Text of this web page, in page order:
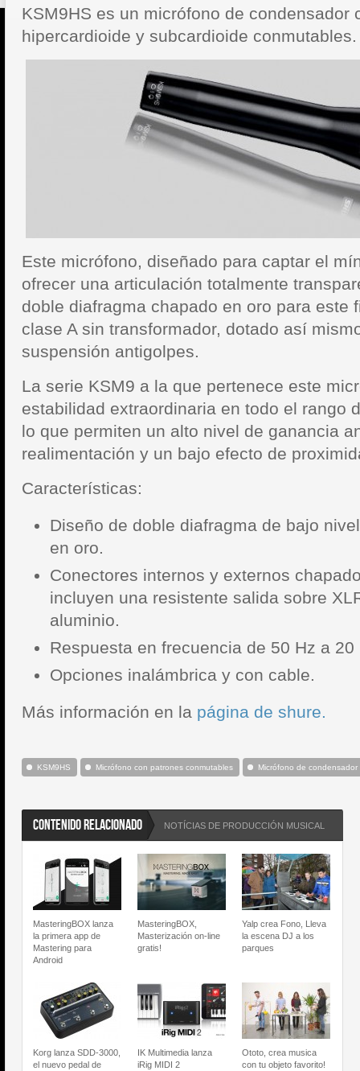
KSM9HS es un micrófono de condensador
hipercardioide y subcardioide conmutables.
Este micrófono, diseñado para captar el
ofrecer una articulación totalmente
doble diafragma chapado en oro para este
clase A sin transformador, dotado así
suspensión antigolpes.
La serie KSM9 a la que pertenece este
estabilidad extraordinaria en todo el rango
lo que permiten un alto nivel de ganancia
realimentación y un bajo efecto de
Características:
Diseño de doble diafragma de bajo
en oro.
Conectores internos y externos
incluyen una resistente salida sobre
aluminio.
Respuesta en frecuencia de 50 Hz a 20
Opciones inalámbrica y con cable.
Más información en la página de shure.
KSM9HS Micrófono con patrones conmutables Micrófono de condensador
CONTENIDO RELACIONADO NOTÍCIAS DE PRODUCCIÓN MUSICAL
MasteringBOX lanza
la primera app de
Mastering para
Android
MasteringBOX,
Masterización on-line
gratis!
Yalp crea Fono, Lleva
la escena DJ a los
parques
Korg lanza SDD-3000,
el nuevo pedal de
IK Multimedia lanza
iRig MIDI 2
Ototo, crea musica
con tu objeto favorito!